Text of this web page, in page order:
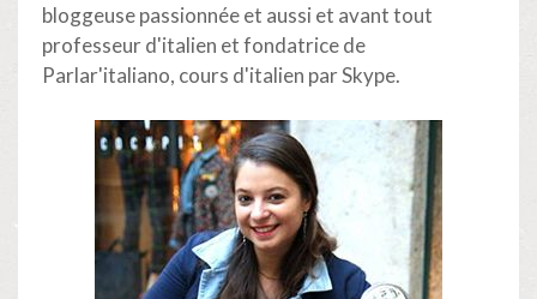
bloggeuse passionnée et aussi et avant tout
professeur d'italien et fondatrice de
Parlar'italiano, cours d'italien par Skype.